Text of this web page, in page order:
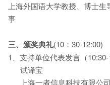
上海外国语大学教授、博士
事
三、颁奖典礼(10：30-12:00)
1、支持单位代表发言（
试译宝
上海一者信息科技有限公司